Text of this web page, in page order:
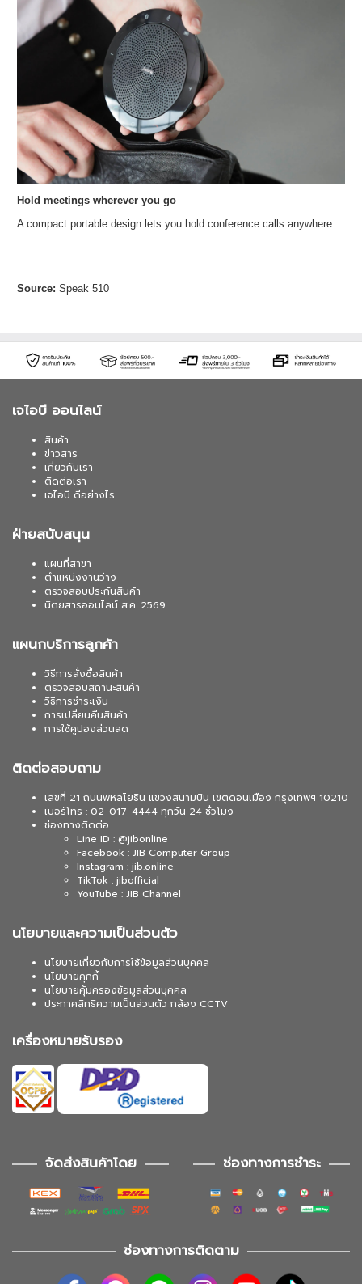
Hold meetings wherever you go
A compact portable design lets you hold conference calls anywhere
Source: Speak 510
เจไอบี ออนไลน์
สินค้า
ข่าวสาร
เกี่ยวกับเรา
ติดต่อเรา
เจไอบี ดีอย่างไร
ฝ่ายสนับสนุน
แผนที่สาขา
ตำแหน่งงานว่าง
ตรวจสอบประกันสินค้า
นิตยสารออนไลน์ ส.ค. 2569
แผนกบริการลูกค้า
วิธีการสั่งซื้อสินค้า
ตรวจสอบสถานะสินค้า
วิธีการชำระเงิน
การเปลี่ยนคืนสินค้า
การใช้คูปองส่วนลด
ติดต่อสอบถาม
เลขที่ 21 ถนนพหลโยธิน แขวงสนามบิน เขตดอนเมือง กรุงเทพฯ 10210
เบอร์โทร : 02-017-4444 ทุกวัน 24 ชั่วโมง
ช่องทางติดต่อ
Line ID : @jibonline
Facebook : JIB Computer Group
Instagram : jib.online
TikTok : jibofficial
YouTube : JIB Channel
นโยบายและความเป็นส่วนตัว
นโยบายเกี่ยวกับการใช้ข้อมูลส่วนบุคคล
นโยบายคุกกี้
นโยบายคุ้มครองข้อมูลส่วนบุคคล
ประกาศสิทธิความเป็นส่วนตัว กล้อง CCTV
เครื่องหมายรับรอง
จัดส่งสินค้าโดย ช่องทางการชำระ
ช่องทางการติดตาม